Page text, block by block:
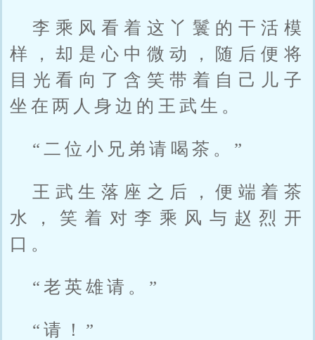
李乘风看着这丫鬟的干活模
样，却是心中微动，随后便将
目光看向了含笑带着自己儿子
坐在两人身边的王武生。
“二位小兄弟请喝茶。”
王武生落座之后，便端着茶
水，笑着对李乘风与赵烈开
口。
“老英雄请。”
“请！”